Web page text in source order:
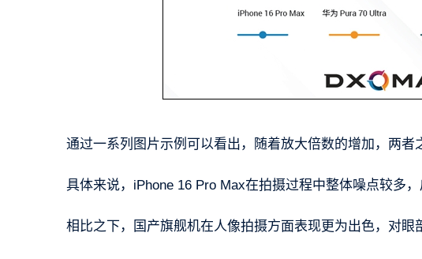
通过一系列图片示例可以看出，随着放大倍数的增加，两者
具体来说，iPhone 16 Pro Max在拍摄过程中整体噪点较多
相比之下，国产旗舰机在人像拍摄方面表现更为出色，对眼